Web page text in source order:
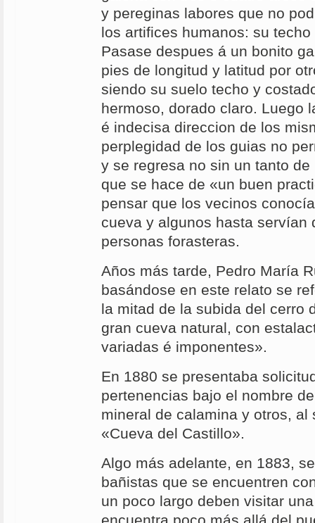
y pereginas labores que no
los artifices humanos: su
Pasase despues á un bonito
pies de longitud y latitud por
siendo su suelo techo y
hermoso, dorado claro. Luego
é indecisa direccion de los
perplegidad de los guias no
y se regresa no sin un tanto
que se hace de «un buen
pensar que los vecinos
cueva y algunos hasta servían
personas forasteras.
Años más tarde, Pedro María
basándose en este relato se
la mitad de la subida del cerro
gran cueva natural, con
variadas é imponentes».
En 1880 se presentaba
pertenencias bajo el nombre
mineral de calamina y otros, al
«Cueva del Castillo».
Algo más adelante, en 1883,
bañistas que se encuentren
un poco largo deben visitar